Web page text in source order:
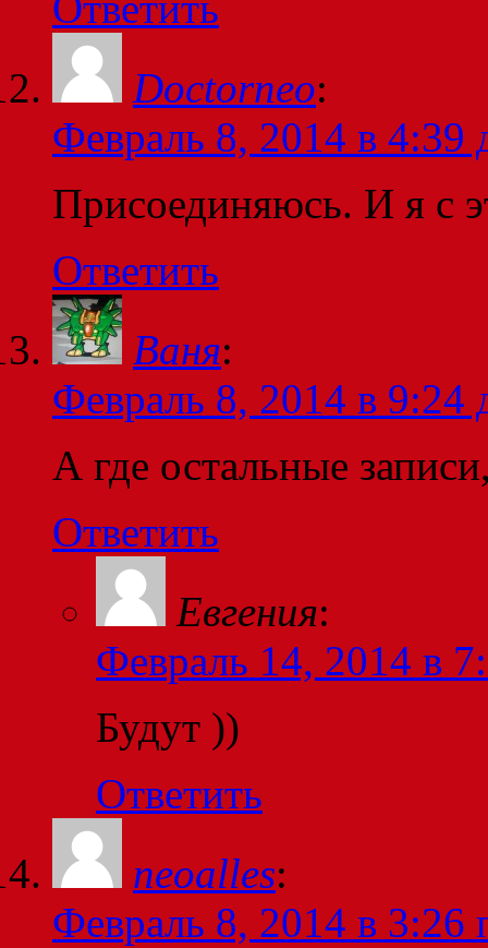
Doctorneo:
Февраль 8, 2014 в 4:39
Присоединяюсь. И я с
Ответить
Ваня:
Февраль 8, 2014 в 9:24
А где остальные
Ответить
Евгения:
Февраль 14, 2014 в
Будут ))
Ответить
neoalles:
Февраль 8, 2014 в 3:26